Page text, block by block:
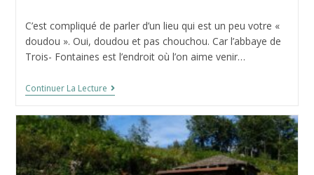
la
publication :
de
publication :
C’est compliqué de parler d’un lieu qui est un peu votre «
doudou ». Oui, doudou et pas chouchou. Car l’abbaye de
Trois- Fontaines est l’endroit où l’on aime venir…
Continuer La LectureL’abbaye
De
Fontaines
:
Le
Temps
Suspendu